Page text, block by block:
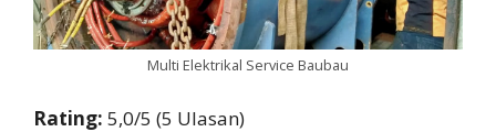
Multi Elektrikal Service Baubau
Rating: 5,0/5 (5 Ulasan)